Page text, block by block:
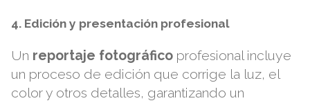
4. Edición y presentación profesional
Un reportaje fotográfico profesional incluye
un proceso de edición que corrige la luz, el
color y otros detalles, garantizando un